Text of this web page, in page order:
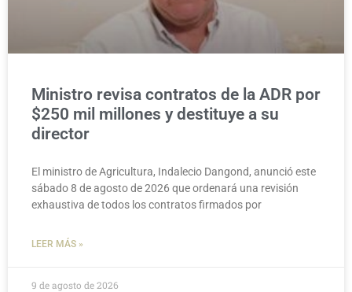
Ministro revisa contratos de la ADR por
$250 mil millones y destituye a su
director
El ministro de Agricultura, Indalecio Dangond, anunció este
sábado 8 de agosto de 2026 que ordenará una revisión
exhaustiva de todos los contratos firmados por
LEER MÁS »
9 de agosto de 2026